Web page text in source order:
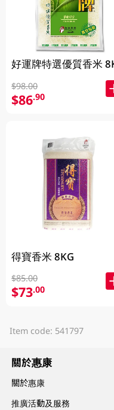
好運牌特選優質香米
$98.00
$86.90
得寶香米 8KG
$85.00
$73.00
Item code: 541797
關於惠康
關於惠康
推廣活動及服務